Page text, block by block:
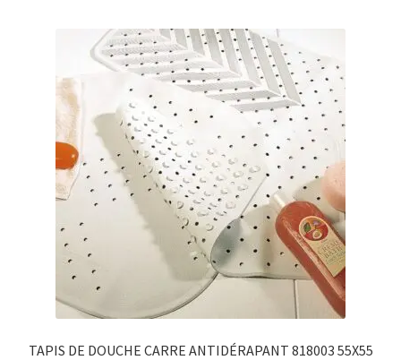
Pro.
0.00 €
TAPIS DE DOUCHE CARRE ANTIDÉRAPANT 818003 55X55